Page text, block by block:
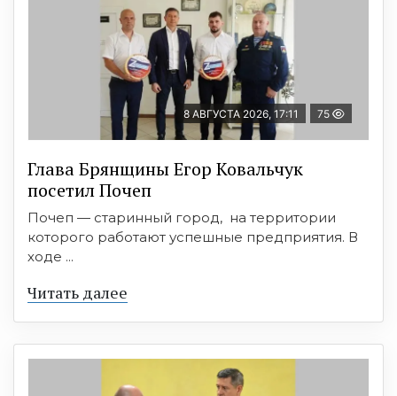
8 АВГУСТА 2026, 17:11 75
Глава Брянщины Егор Ковальчук
посетил Почеп
Почеп — старинный город, на территории
которого работают успешные предприятия. В
ходе ...
Читать далее